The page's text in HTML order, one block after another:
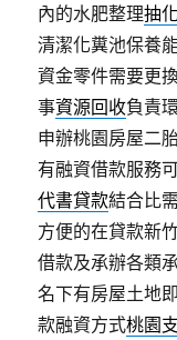
內的水肥整理抽
清潔化糞池保養
資金零件需要更
事資源回收負責
申辦桃園房屋二
有融資借款服務
代書貸款結合比
方便的在貸款新
借款及承辦各類
名下有房屋土地
款融資方式桃園